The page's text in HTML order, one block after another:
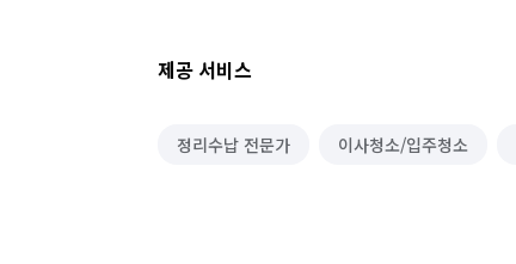
제공 서비스
정리수납 전문가 이사청소/입주청소